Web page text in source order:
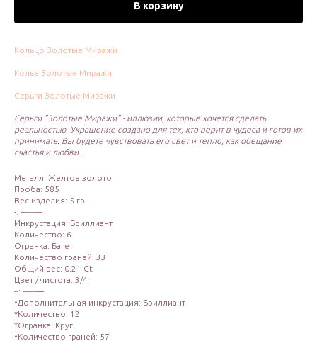
В корзину
Кольцо Золотые Миражи
Колье Золотые Миражи
Серьги Золотые Миражи
Серьги "Золотые Миражи" - иллюзии, которые хочется сделать
реальностью. Украшение создано для тех, кто верит в чудеса и готов их
принимать. Вы будете чувствовать его свет и тепло, как обещание
счастья и любви.
Металл: Желтое золото
Проба: 585
Вес изделия: 5 гр
-: ----------
Инкрустация: Бриллиант
Количество: 6
Огранка: Багет
Количество граней: 33
Общий вес: 0.21 Ct
Цвет / чистота: 3/4
--: ----------
*Дополнительная инкрустация: Бриллиант
*Количество: 12
*Огранка: Круг
*Количество граней: 57